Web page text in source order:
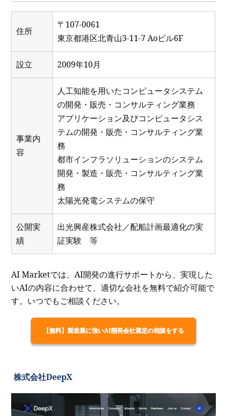
住所
〒107-0061
東京都港区北⻘山3-11-7 Aoビル6F
設立 2009年10月
事業内
容
人工知能を用いたコンピュータシステム
の開発・販売・コンサルティング業務
アプリケーション及びコンピュータシス
テムの開発・販売・コンサルティング業
務
都市インフラソリューションのシステム
開発・製造・販売・コンサルティング業
務
太陽光発電システムの保守
公開実
績
出光興産株式会社／配船計画最適化の実
証実験 等
AI Marketでは、AI開発の進行サポートから、実現した
いAIの内容に合わせて、適切な会社を無料で紹介可能で
す。いつでもご相談ください。
【無料】製造業に強いAI開発会社選定の相談をする
株式会社DeepX